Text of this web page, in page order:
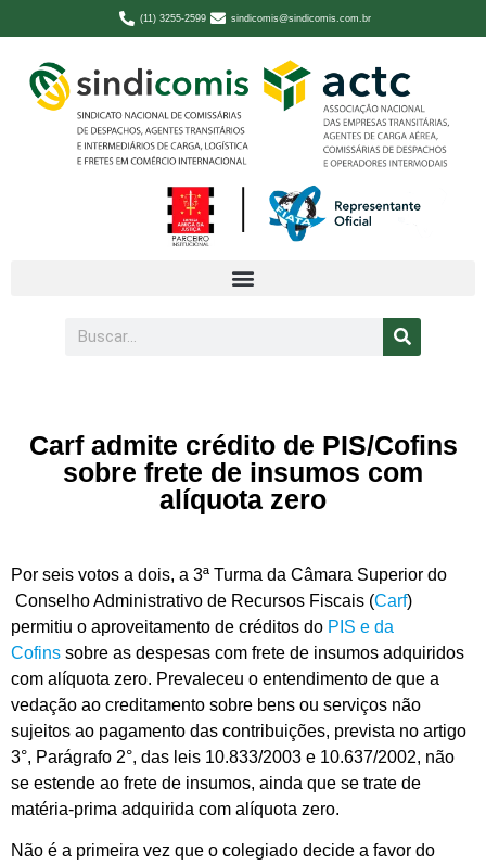
(11) 3255-2599 sindicomis@sindicomis.com.br
Carf admite crédito de PIS/Cofins
sobre frete de insumos com
alíquota zero
Por seis votos a dois, a 3ª Turma da Câmara Superior do
Conselho Administrativo de Recursos Fiscais (Carf)
permitiu o aproveitamento de créditos do PIS e da
Cofins sobre as despesas com frete de insumos adquiridos
com alíquota zero. Prevaleceu o entendimento de que a
vedação ao creditamento sobre bens ou serviços não
sujeitos ao pagamento das contribuições, prevista no artigo
3°, Parágrafo 2°, das leis 10.833/2003 e 10.637/2002, não
se estende ao frete de insumos, ainda que se trate de
matéria-prima adquirida com alíquota zero.
Não é a primeira vez que o colegiado decide a favor do